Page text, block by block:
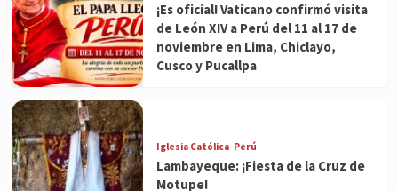
¡Es oficial! Vaticano confirmó visita
de León XIV a Perú del 11 al 17 de
noviembre en Lima, Chiclayo,
Cusco y Pucallpa
Iglesia Católica Perú
Lambayeque: ¡Fiesta de la Cruz de
Motupe!